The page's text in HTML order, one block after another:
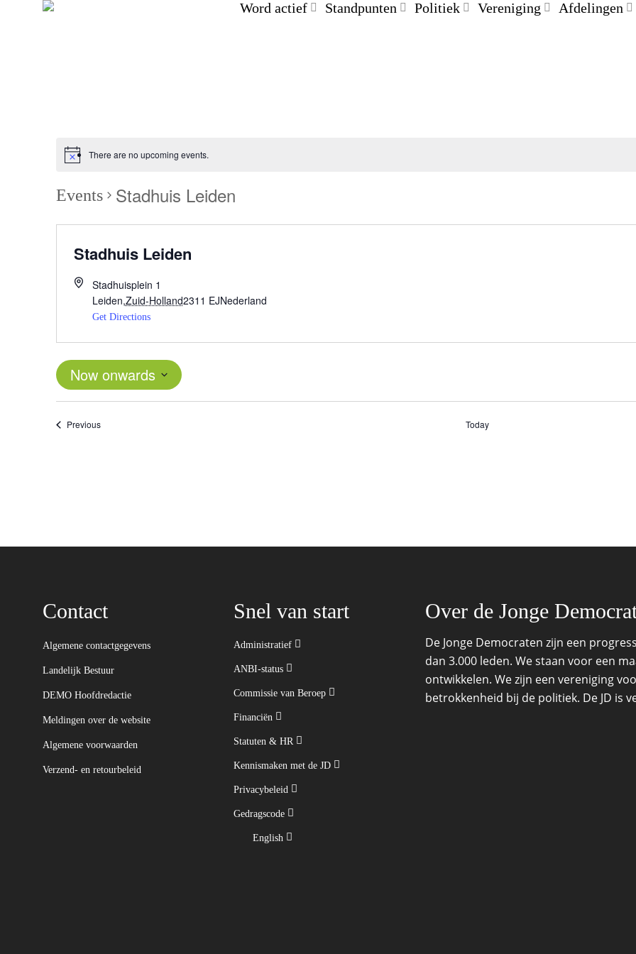
Word actief Standpunten Politiek Vereniging Afdelingen
There are no upcoming events.
Events Stadhuis Leiden
Stadhuis Leiden
Stadhuisplein 1
Leiden,Zuid-Holland2311 EJNederland
Get Directions
Now onwards
Select
PreviousEvents Today
Contact
Algemene contactgegevens
Landelijk Bestuur
DEMO Hoofdredactie
Meldingen over de website
Algemene voorwaarden
Verzend- en retourbeleid
Snel van start
Administratief
ANBI-status
Commissie van Beroep
Financiën
Statuten & HR
Kennismaken met de JD
Privacybeleid
Gedragscode
English
Over de Jonge
De Jonge Democraten zijn een
dan 3.000 leden. We staan voor een
ontwikkelen. We zijn een vereniging
betrokkenheid bij de politiek. De JD is